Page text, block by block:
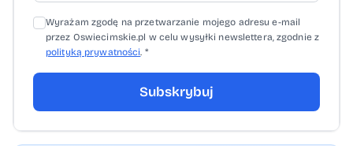
do własnych potrzeb.
Wyrażam zgodę na przetwarzanie mojego adresu e-mail
przez Oswiecimskie.pl w celu wysyłki newslettera, zgodnie z
polityką prywatności. *
Subskrybuj